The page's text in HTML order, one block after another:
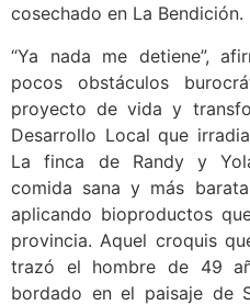
cosechado en La Bendición.
“Ya nada me detiene”,
pocos obstáculos
proyecto de vida y
Desarrollo Local que
La finca de Randy y
comida sana y más
aplicando bioproductos
provincia. Aquel croquis
trazó el hombre de 49
bordado en el paisaje de